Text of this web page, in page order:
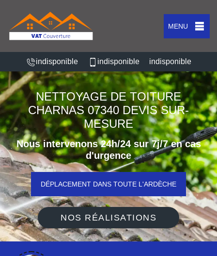
MENU
indisponible indisponible indisponible
NETTOYAGE DE TOITURE
CHARNAS 07340 DEVIS SUR-
MESURE
Nous intervenons 24h/24 sur 7j/7 en cas
d'urgence
DÉPLACEMENT DANS TOUTE L'ARDÈCHE
NOS RÉALISATIONS